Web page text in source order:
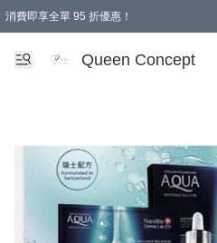
消費即享全單 95 折優惠！
Queen Concept